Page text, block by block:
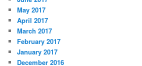
May 2017
April 2017
March 2017
February 2017
January 2017
December 2016